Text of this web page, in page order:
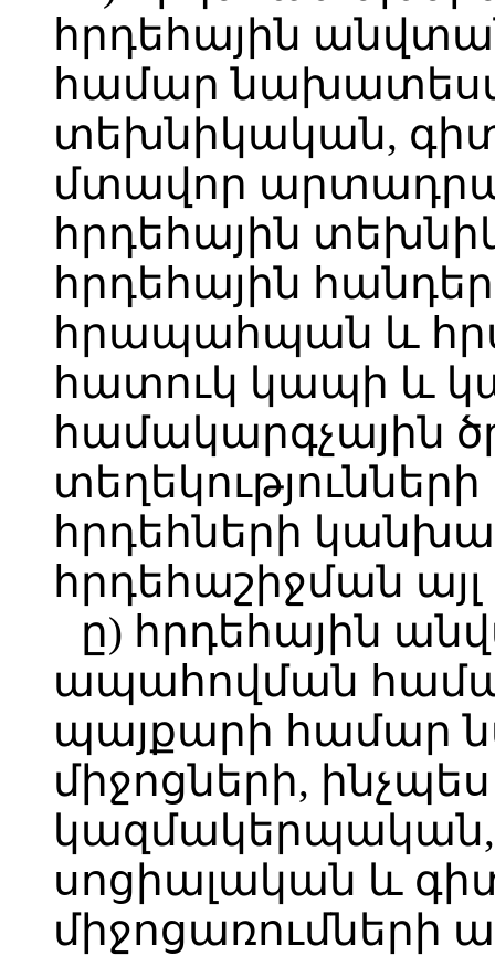
հրդեհային
համար
տեխնիկական,
մտավոր
հրդեհային
հրդեհային
հրապահպան և
հատուկ կապի և
համակարգչային
հրդեհների
հրդեհաշիջման այլ
ը) հրդեհային
ապահովման
պայքարի համար
միջոցների,
սոցիալական և
միջոցառումների